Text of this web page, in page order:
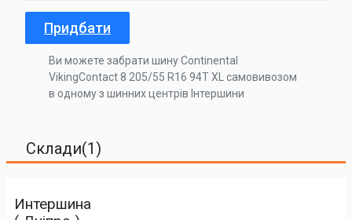
Придбати
Ви можете забрати шину Continental
VikingContact 8 205/55 R16 94T XL самовивозом
в одному з шинних центрів Інтершини
Склади(1)
Интершина